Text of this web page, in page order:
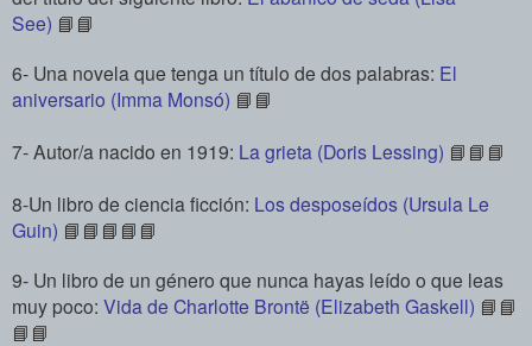
See) 📘📘
6- Una novela que tenga un título de dos palabras: El
aniversario (Imma Monsó) 📘📘
7- Autor/a nacido en 1919: La grieta (Doris Lessing) 📘📘📘
8-Un libro de ciencia ficción: Los desposeídos (Ursula Le
Guin) 📘📘📘📘📘
9- Un libro de un género que nunca hayas leído o que leas
muy poco: Vida de Charlotte Brontë (Elizabeth Gaskell) 📘📘
📘📘